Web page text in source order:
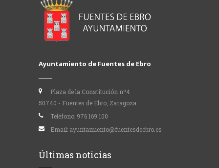
Ayuntamiento de Fuentes de Ebro
Plaza de la Constitución nº4
50740 - Fuentes de Ebro, Zaragoza
Teléfono: 976 169 100
Email: ayuntamiento@fuentesdeebro.es
Últimas noticias